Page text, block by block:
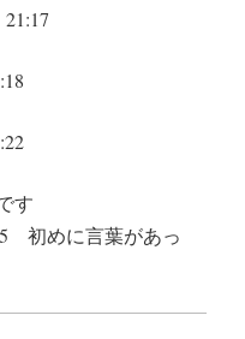
21:17
す
初めに言葉があっ